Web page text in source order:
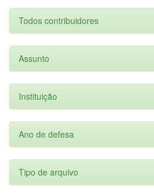
Todos contribuidores
Assunto
Instituição
Ano de defesa
Tipo de arquivo